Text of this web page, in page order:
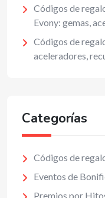
Códigos de
Evony: gemas,
Códigos de
aceleradores,
Categorías
Códigos de
Eventos de
Premios por